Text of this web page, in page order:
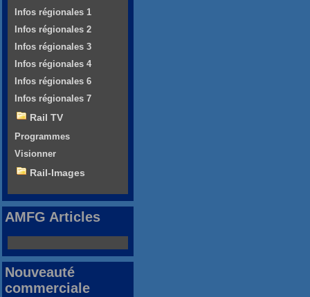
Infos régionales 1
Infos régionales 2
Infos régionales 3
Infos régionales 4
Infos régionales 6
Infos régionales 7
Rail TV
Programmes
Visionner
Rail-Images
AMFG Articles
Nouveauté
commerciale